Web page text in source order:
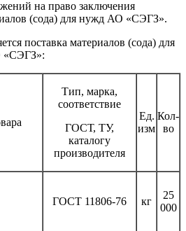
на право заключения
(сода) для нужд АО «СЭГЗ».
поставка материалов (сода) для
Тип, марка,
соответствие
ГОСТ, ТУ,
каталогу
производителя
Ед.
изм
Кол-
во
ГОСТ 11806-76 кг
25
000